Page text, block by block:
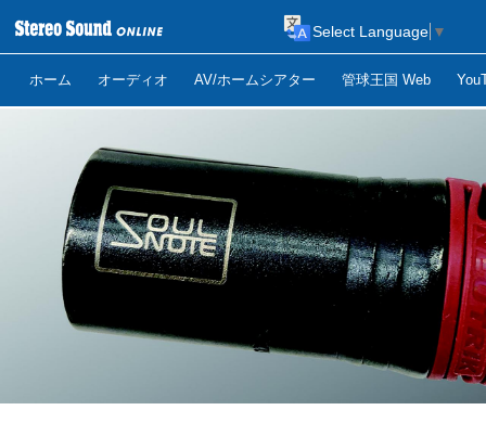
ホーム オーディオ AV/ホームシアター 管球王国 Web
Select Language ▼